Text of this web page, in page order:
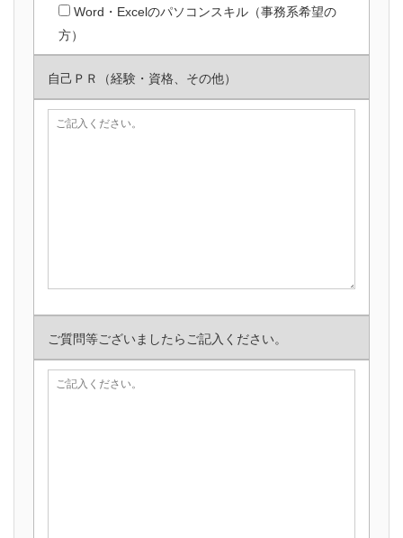
Word・Excelのパソコンスキル（事務系希望の
方）
自己ＰＲ（経験・資格、その他）
ご質問等ございましたらご記入ください。